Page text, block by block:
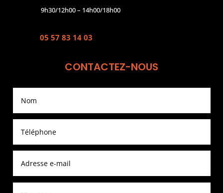
9h30/12h00 – 14h00/18h00
05 57 83 14 03
CONTACTEZ-NOUS